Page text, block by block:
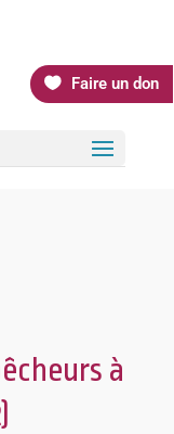
Faire un don
à